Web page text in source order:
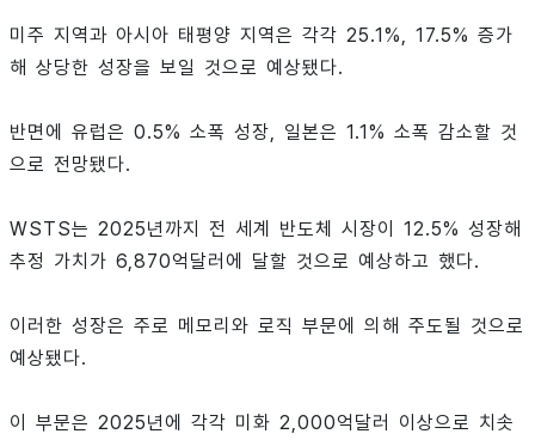
미주 지역과 아시아 태평양 지역은 각각 25.1%, 17.5% 증가
해 상당한 성장을 보일 것으로 예상됐다.
반면에 유럽은 0.5% 소폭 성장, 일본은 1.1% 소폭 감소할 것
으로 전망됐다.
WSTS는 2025년까지 전 세계 반도체 시장이 12.5% 성장해
추정 가치가 6,870억달러에 달할 것으로 예상하고 했다.
이러한 성장은 주로 메모리와 로직 부문에 의해 주도될 것으로
예상됐다.
이 부문은 2025년에 각각 미화 2,000억달러 이상으로 치솟